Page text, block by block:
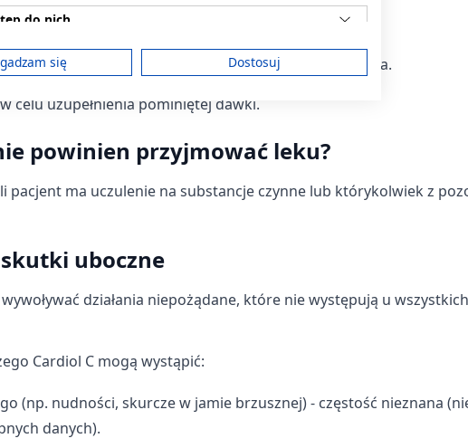
jej pominięcie
Cardiol C należy niezwłocznie zwrócić się do lekarza.
celu uzupełnienia pominiętej dawki.
powinien przyjmować leku?
pacjent ma uczulenie na substancje czynne lub którykolwiek z
uboczne
działania niepożądane, które nie występują u wszystkich
Cardiol C mogą wystąpić:
(np. nudności, skurcze w jamie brzusznej) - częstość nieznana
danych).
do nich
reklam
treści
danych z różnych źródeł
się Dostosuj